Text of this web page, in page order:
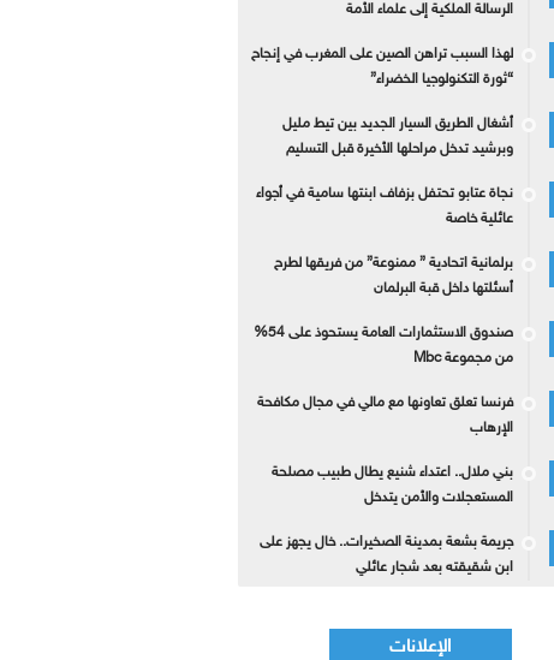
الرسالة الملكية إلى علماء الأمة
لهذا السبب تراهن الصين على المغرب في إنجاح
“ثورة التكنولوجيا الخضراء”
أشغال الطريق السيار الجديد بين تيط مليل
وبرشيد تدخل مراحلها الأخيرة قبل التسليم
نجاة عتابو تحتفل بزفاف ابنتها سامية في أجواء
عائلية خاصة
برلمانية اتحادية ” ممنوعة” من فريقها لطرح
أسئلتها داخل قبة البرلمان
صندوق الاستثمارات العامة يستحوذ على 54%
من مجموعة Mbc
فرنسا تعلق تعاونها مع مالي في مجال مكافحة
الإرهاب
بني ملال.. اعتداء شنيع يطال طبيب مصلحة
المستعجلات والأمن يتدخل
جريمة بشعة بمدينة الصخيرات.. خال يجهز على
ابن شقيقته بعد شجار عائلي
الإعلانات